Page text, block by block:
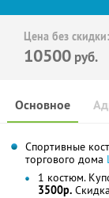
Цена без скидки:
10500 руб.
Основное
Спортивные
торгового дома
1 костюм.
3500р.